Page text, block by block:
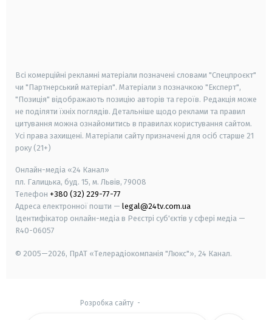
Всі комерційні рекламні матеріали позначені словами "Спецпроєкт"
чи "Партнерський матеріал". Матеріали з позначкою "Експерт",
"Позиція" відображають позицію авторів та героїв. Редакція може
не поділяти їхніх поглядів. Детальніше щодо реклами та правил
цитування можна ознайомитись в правилах користування сайтом.
Усі права захищені. Матеріали сайту призначені для осіб старше 21
року (21+)
Онлайн-медіа «24 Канал»
пл. Галицька, буд. 15, м. Львів, 79008
Телефон +380 (32) 229-77-77
Адреса електронної пошти — legal@24tv.com.ua
Ідентифікатор онлайн-медіа в Реєстрі суб'єктів у сфері медіа —
R40-06057
© 2005—2026, ПрАТ «Телерадіокомпанія "Люкс"», 24 Канал.
Розробка сайту-